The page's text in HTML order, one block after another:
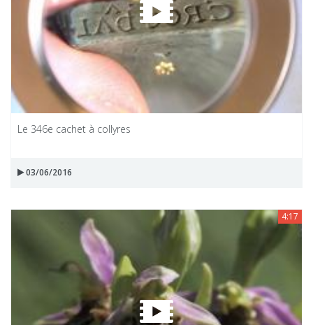
Le 346e cachet à collyres
03/06/2016
4:17